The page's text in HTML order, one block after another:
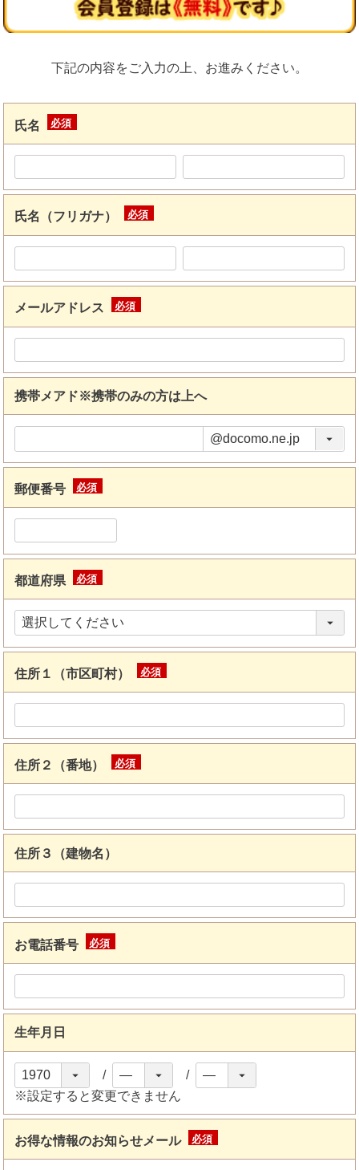
下記の内容をご入力の上、お進みください。
氏名
須)
氏名（フリガナ）
須)
メールアドレス
須)
携帯メアド※携帯のみの方は上へ
郵便番号
須)
都道府県
須)
住所１（市区町村）
須)
住所２（番地）
須)
住所３（建物名）
お電話番号
須)
生年月日
※設定すると変更できません
お得な情報のお知らせメール